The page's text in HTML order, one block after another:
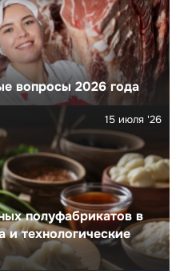
вопросы 2026 года
полуфабрикатов в
и технологические
15 июля '26